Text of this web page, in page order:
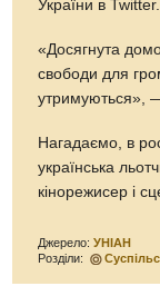
України в
«Досягнута
свободи для
утримуються»,
Нагадаємо, в
українська
кінорежисер і
Джерело:УНІАН
Розділи: